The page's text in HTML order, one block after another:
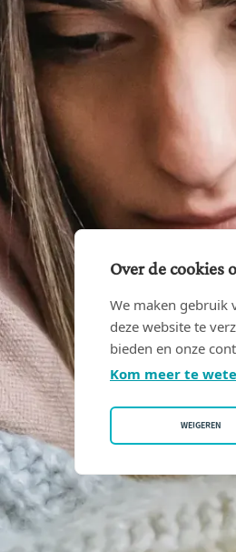
Over de cookies
We maken gebruik
deze website te
bieden en onze
Kom meer te
WEIGEREN